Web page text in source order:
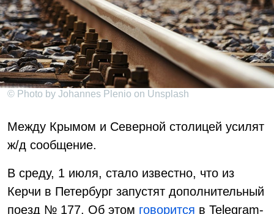
© Photo by Johannes Plenio on Unsplash
Между Крымом и Северной столицей усилят
ж/д сообщение.
В среду, 1 июля, стало известно, что из
Керчи в Петербург запустят дополнительный
поезд № 177. Об этом говорится в Telegram-